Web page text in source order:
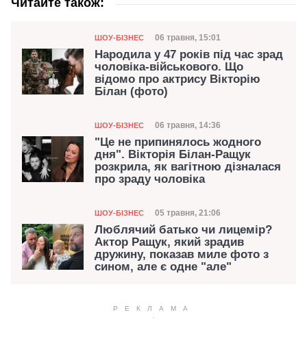
Читайте також:
Категорія
ШОУ-БІЗНЕС Дата публікації
06 травня, 15:01
Народила у 47 років під час зрад
чоловіка-військового. Що
відомо про актрису Вікторію
Білан (фото)
Категорія
ШОУ-БІЗНЕС Дата публікації
06 травня, 14:36
"Це не припинялось жодного
дня". Вікторія Білан-Ращук
розкрила, як вагітною дізналася
про зраду чоловіка
Категорія
ШОУ-БІЗНЕС Дата публікації
05 травня, 21:06
Люблячий батько чи лицемір?
Актор Ращук, який зрадив
дружину, показав миле фото з
сином, але є одне "але"